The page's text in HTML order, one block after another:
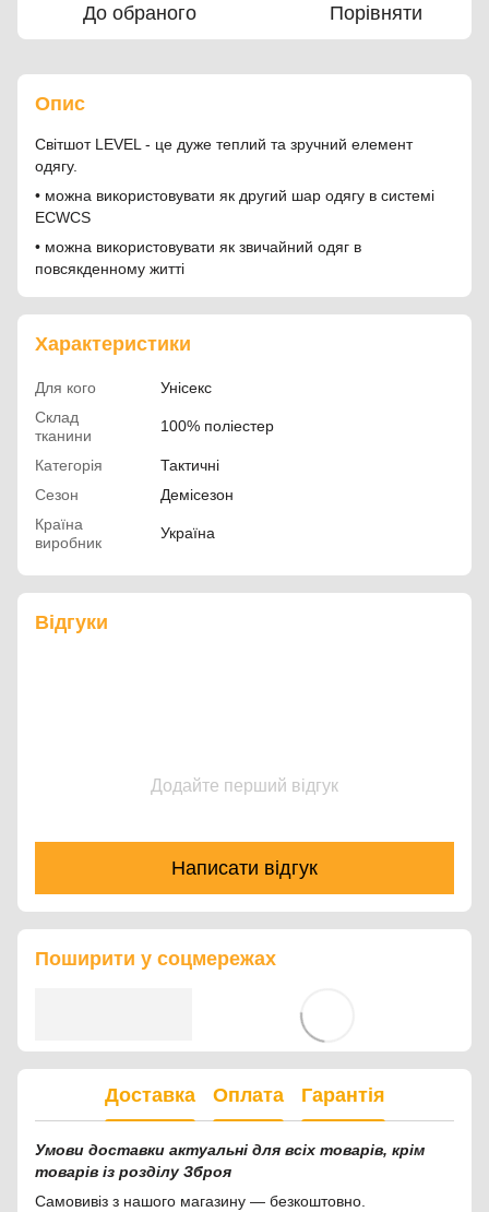
До обраного Порівняти
Опис
Світшот LEVEL - це дуже теплий та зручний елемент
одягу.
• можна використовувати як другий шар одягу в системі
ECWCS
• можна використовувати як звичайний одяг в
повсякденному житті
Характеристики
Для кого
Унісекс
Склад
тканини
100% поліестер
Категорія
Тактичні
Сезон
Демісезон
Країна
виробник
Україна
Відгуки
Додайте перший відгук
Написати відгук
Поширити у соцмережах
Доставка Оплата Гарантія
Умови доставки актуальні для всіх товарів, крім
товарів із розділу Зброя
Самовивіз з нашого магазину — безкоштовно.